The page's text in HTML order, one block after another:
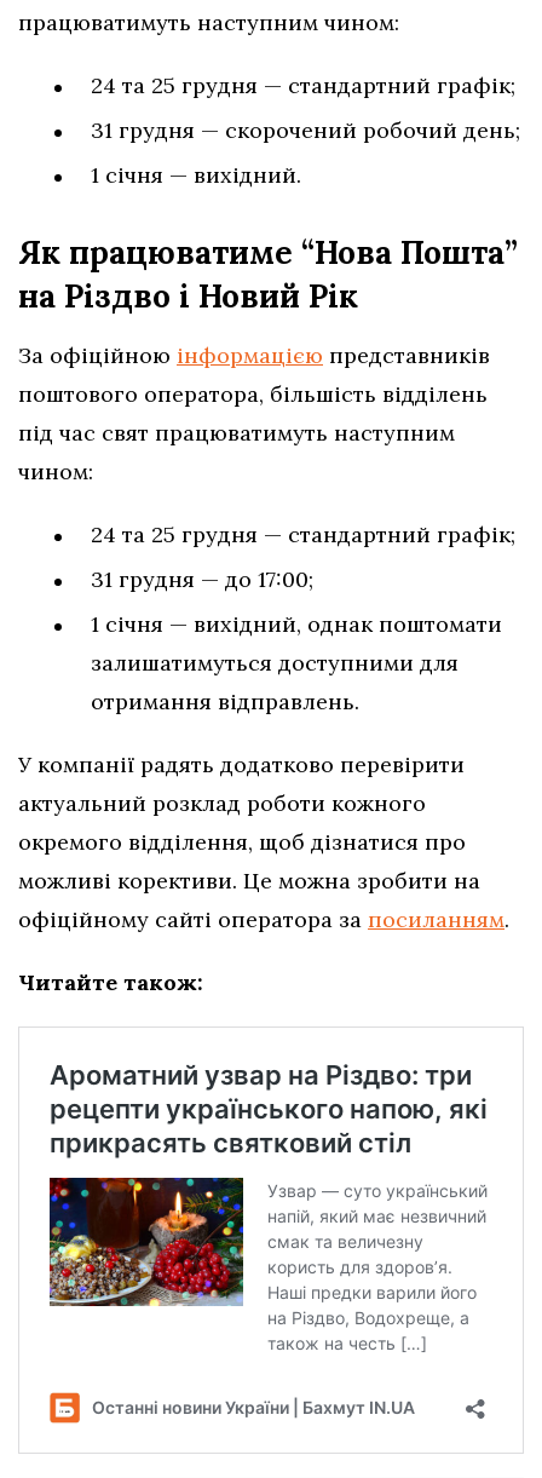
працюватимуть наступним чином:
24 та 25 грудня — стандартний графік;
31 грудня — скорочений робочий день;
1 січня — вихідний.
Як працюватиме “Нова Пошта”
на Різдво і Новий Рік
За офіційною інформацією представників
поштового оператора, більшість відділень
під час свят працюватимуть наступним
чином:
24 та 25 грудня — стандартний графік;
31 грудня — до 17:00;
1 січня — вихідний, однак поштомати
залишатимуться доступними для
отримання відправлень.
У компанії радять додатково перевірити
актуальний розклад роботи кожного
окремого відділення, щоб дізнатися про
можливі корективи. Це можна зробити на
офіційному сайті оператора за посиланням.
Читайте також: